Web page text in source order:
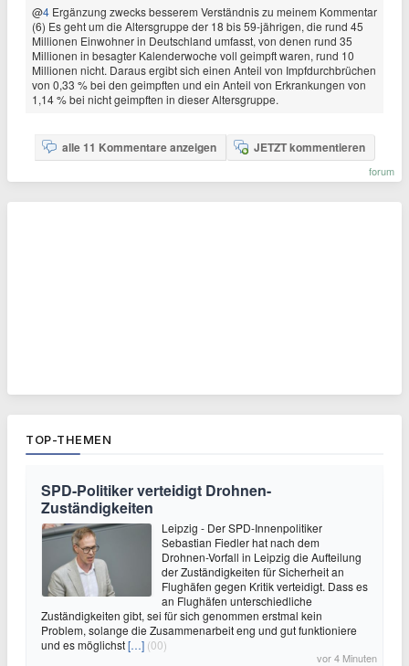
@4 Ergänzung zwecks besserem Verständnis zu meinem Kommentar
(6) Es geht um die Altersgruppe der 18 bis 59-jährigen, die rund 45
Millionen Einwohner in Deutschland umfasst, von denen rund 35
Millionen in besagter Kalenderwoche voll geimpft waren, rund 10
Millionen nicht. Daraus ergibt sich einen Anteil von Impfdurchbrüchen
von 0,33 % bei den geimpften und ein Anteil von Erkrankungen von
1,14 % bei nicht geimpften in dieser Altersgruppe.
alle 11 Kommentare anzeigen JETZT kommentieren
forum
TOP-THEMEN
SPD-Politiker verteidigt Drohnen-
Zuständigkeiten
Leipzig - Der SPD-Innenpolitiker
Sebastian Fiedler hat nach dem
Drohnen-Vorfall in Leipzig die Aufteilung
der Zuständigkeiten für Sicherheit an
Flughäfen gegen Kritik verteidigt. Dass es
an Flughäfen unterschiedliche
Zuständigkeiten gibt, sei für sich genommen erstmal kein
Problem, solange die Zusammenarbeit eng und gut funktioniere
und es möglichst[…] (00)
vor 4 Minuten